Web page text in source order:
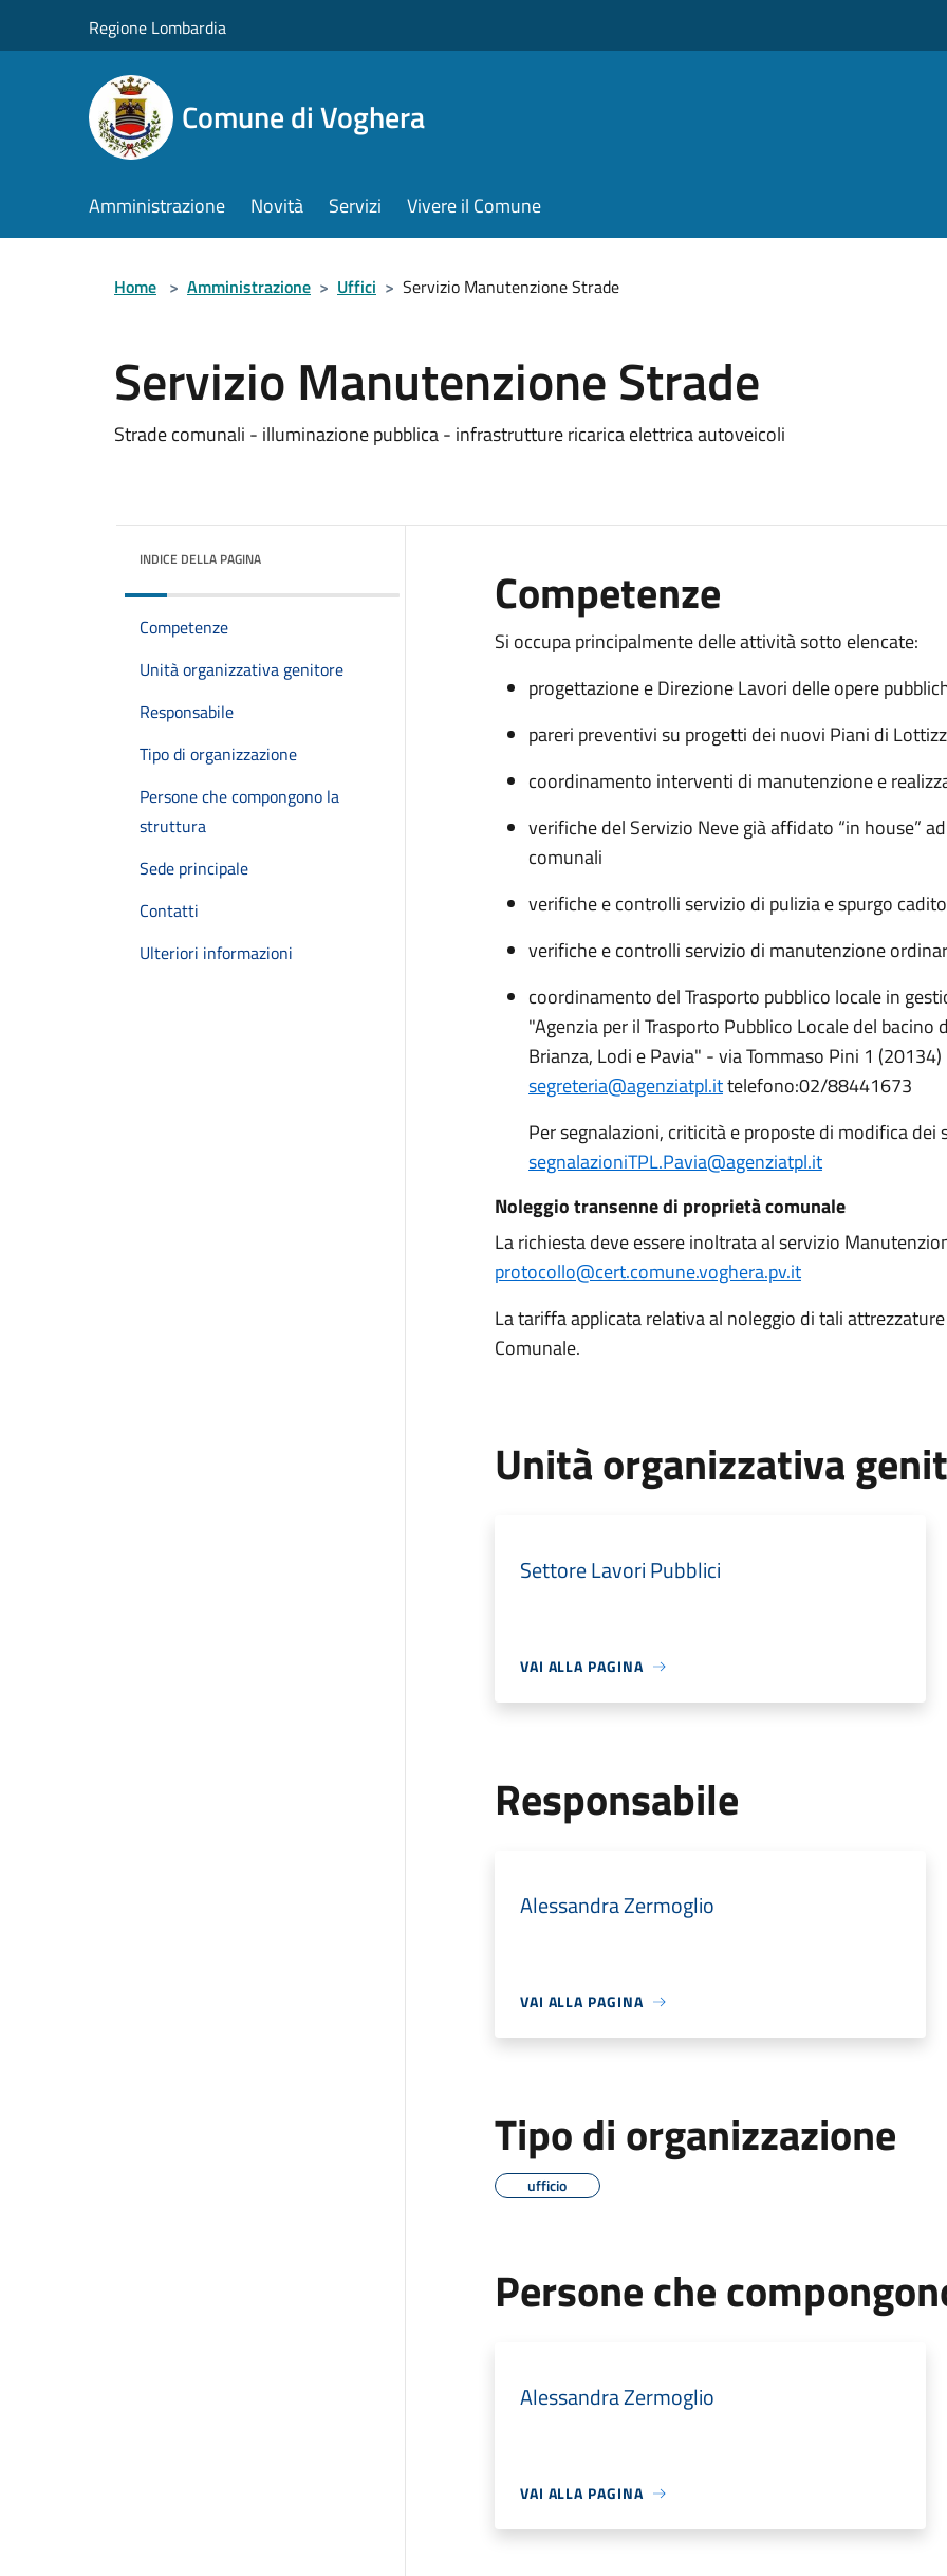
Regione Lombardia
Comune di Voghera
Amministrazione Novità Servizi Vivere il Comune
Home > Amministrazione > Uffici > Servizio Manutenzione Strade
Servizio Manutenzione Strade
Strade comunali - illuminazione pubblica - infrastrutture ricarica elettrica autoveicoli
INDICE DELLA PAGINA
Competenze
Unità organizzativa genitore
Responsabile
Tipo di organizzazione
Persone che compongono la
struttura
Sede principale
Contatti
Ulteriori informazioni
Competenze
Si occupa principalmente delle attività sotto elencate:
progettazione e Direzione Lavori delle opere
pareri preventivi su progetti dei nuovi Piani di
coordinamento interventi di manutenzione e
verifiche del Servizio Neve già affidato “in house”
comunali
verifiche e controlli servizio di pulizia e spurgo
verifiche e controlli servizio di manutenzione
coordinamento del Trasporto pubblico locale in
"Agenzia per il Trasporto Pubblico Locale del
Brianza, Lodi e Pavia" - via Tommaso Pini 1
segreteria@agenziatpl.ittelefono:02/88441673
Per segnalazioni, criticità e proposte di modifica dei
segnalazioniTPL.Pavia@agenziatpl.it
Noleggio transenne di proprietà comunale
La richiesta deve essere inoltrata al servizio
protocollo@cert.comune.voghera.pv.it
La tariffa applicata relativa al noleggio di tali
Comunale.
Unità organizzativa
Settore Lavori Pubblici
VAI ALLA PAGINA
Responsabile
Alessandra Zermoglio
VAI ALLA PAGINA
Tipo di organizzazione
ufficio
Persone che
Alessandra Zermoglio
VAI ALLA PAGINA